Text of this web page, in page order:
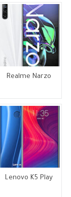
Realme Narzo
Lenovo K5 Play